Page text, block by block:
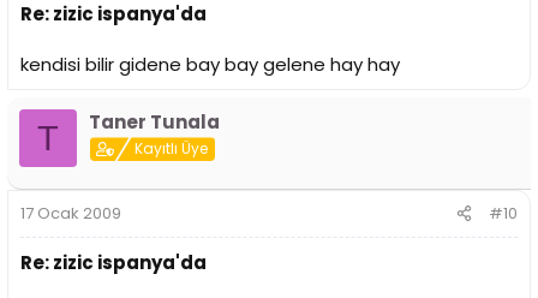
Re: zizic ispanya'da
kendisi bilir gidene bay bay gelene hay hay
T Taner Tunala
Kayıtlı Üye
17 Ocak 2009 #10
Re: zizic ispanya'da